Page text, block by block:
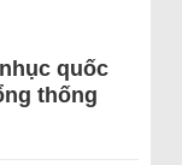
quốc
thống